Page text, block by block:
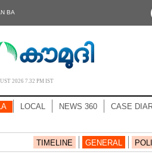
BA
2026 7.32 PM IST
LOCAL NEWS 360 CASE
TIMELINE GENERAL